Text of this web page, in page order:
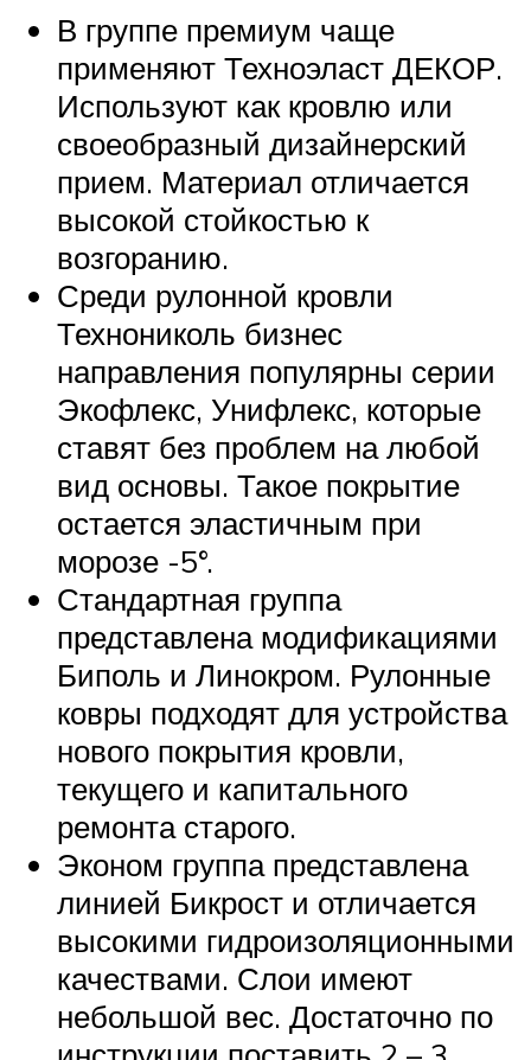
В группе премиум чаще
применяют Техноэласт ДЕКОР.
Используют как кровлю или
своеобразный дизайнерский
прием. Материал отличается
высокой стойкостью к
возгоранию.
Среди рулонной кровли
Технониколь бизнес
направления популярны серии
Экофлекс, Унифлекс, которые
ставят без проблем на любой
вид основы. Такое покрытие
остается эластичным при
морозе -5°.
Стандартная группа
представлена модификациями
Биполь и Линокром. Рулонные
ковры подходят для устройства
нового покрытия кровли,
текущего и капитального
ремонта старого.
Эконом группа представлена
линией Бикрост и отличается
высокими гидроизоляционными
качествами. Слои имеют
небольшой вес. Достаточно по